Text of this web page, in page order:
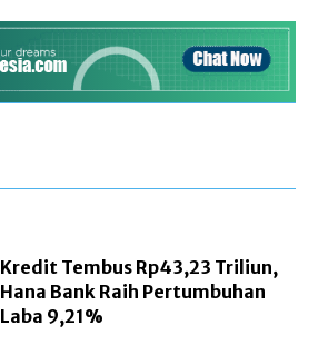
Kredit Tembus Rp43,23 Triliun,
Hana Bank Raih Pertumbuhan
Laba 9,21%